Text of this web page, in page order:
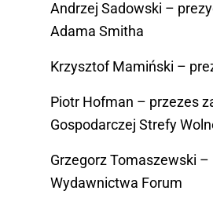
Andrzej Sadowski –
Adama Smitha
Krzysztof Mamiński –
Piotr Hofman – przezes
Gospodarczej Strefy
Grzegorz Tomaszewski –
Wydawnictwa Forum